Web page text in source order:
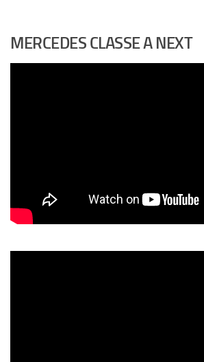
MERCEDES CLASSE A NEXT